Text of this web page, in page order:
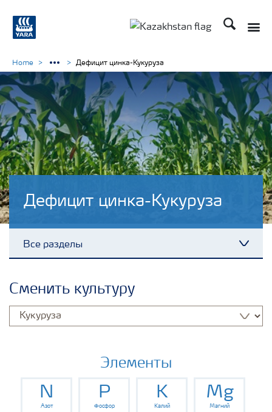
Поиск
Дефицит цинка-Кукуруза
Все разделы
Культуры
Инструменты и сервисы
Хранение удобрений и их безопасность
Home Дефицит цинка-Кукуруза
Сменить культуру
Элементы
N
Азот
P
Фосфор
K
Калий
Mg
Магний